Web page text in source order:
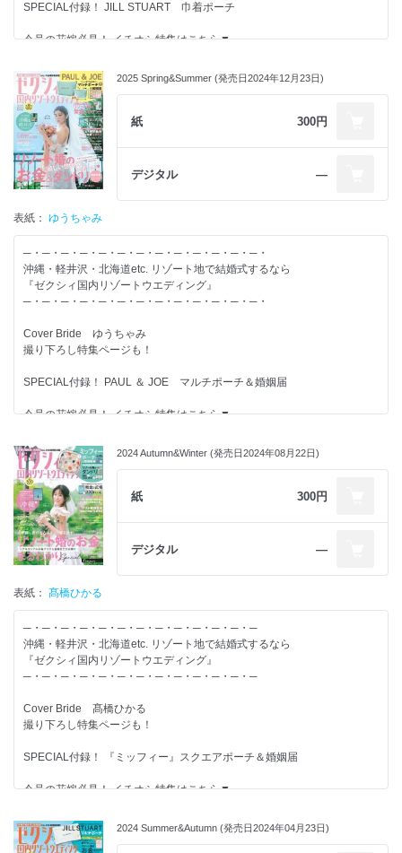
その後の人生がずっと幸せになることを応援しています。
SPECIAL付録！ JILL STUART 巾着ポーチ
今号の花嫁必見！ イチオシ特集はこちら▼
リゾート婚のお金 賢い使い方
【別冊付録】-------------------------
◆OKINAWA WEDDING IDEA BOOK
◆リゾート婚の すっきりダンドリ BOOK
◆教会＆式場100Book
【特集】-------------------------
◆新定番！ リゾ婚ゲストが心地いいFormaLoveな常識＆マナー
◆リゾート婚のゲスト旅費の負担額 “超こまか明細”全部見せ！
◆風や光を、味方に付けて。Precious Dress 20
◆データと実例で徹底比較 海外・リゾート・地元 結婚式の違い
◆リゾート婚は式前後の家族時間もいいもんだ。
結婚するふたりが、すてきな結婚式を実現し、
情報たっぷりのゼクシィを使って、すてきな結婚準備を！
2025 Spring&Summer (発売日2024年12月23日)
紙 300円
デジタル ―
表紙： ゆうちゃみ
─・─・─・─・─・─・─・─・─・─・─・─・─・
沖縄・軽井沢・北海道etc. リゾート地で結婚式するなら
『ゼクシィ国内リゾートウエディング』
─・─・─・─・─・─・─・─・─・─・─・─・─・
Cover Bride ゆうちゃみ
撮り下ろし特集ページも！
SPECIAL付録！ PAUL ＆ JOE マルチポーチ＆婚姻届
今号の花嫁必見！ イチオシ特集はこちら▼
リゾート婚のダンドリ＆お金 徹底解説Special
【別冊付録】-------------------------
◆沖縄＆軽井沢 WEDDING BOOK
◆リゾート婚の常識＆マナーBOOK
◆教会＆式場100Book
【特集】-------------------------
◆“あなたの答え”がきっと見つかる リゾ婚花嫁のリアルアドバイス101
◆リゾート婚のゲスト旅費の負担額 “超こまか明細”全部見せ！
◆あのロケフォト、がオシャレな理由。
◆データと実例で徹底比較 海外・リゾート・地元 結婚式の違い
◆リゾ婚パッキングすべて見せます！
結婚するふたりが、すてきな結婚式を実現し、
情報たっぷりのゼクシィを使って、すてきな結婚準備を！
2024 Autumn&Winter (発売日2024年08月22日)
紙 300円
デジタル ―
表紙： 髙橋ひかる
─・─・─・─・─・─・─・─・─・─・─・─・─
沖縄・軽井沢・北海道etc. リゾート地で結婚式するなら
『ゼクシィ国内リゾートウエディング』
─・─・─・─・─・─・─・─・─・─・─・─・─
Cover Bride 髙橋ひかる
撮り下ろし特集ページも！
SPECIAL付録！ 『ミッフィー』スクエアポーチ＆婚姻届
今号の花嫁必見！ イチオシ特集はこちら▼
リゾート婚のお金 まるわかりSpecial2024 Summer&Autumn (発売日2024年04月23日)